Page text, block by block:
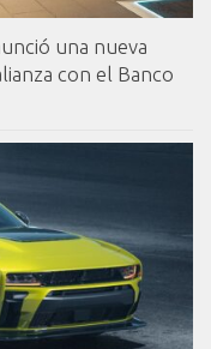
una nueva
con el Banco